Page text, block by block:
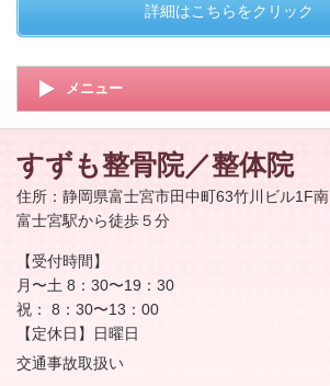
詳細はこちらをクリック
メニュー
すずも整骨院／整体院
住所：静岡県富士宮市田中町63竹川ビル1F南
富士宮駅から徒歩５分
【受付時間】
月〜土 8：30〜19：30
祝： 8：30〜13：00
【定休日】日曜日
交通事故取扱い